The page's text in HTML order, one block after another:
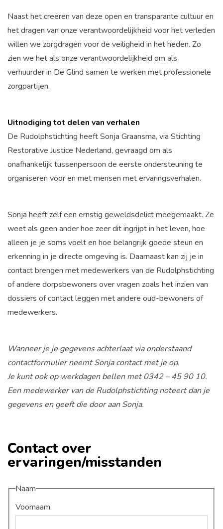
Naast het creëren van deze open en transparante cultuur en
het dragen van onze verantwoordelijkheid voor het verleden
willen we zorgdragen voor de veiligheid in het heden. Zo
zien we het als onze verantwoordelijkheid om als
verhuurder in De Glind samen te werken met professionele
zorgpartijen.
Uitnodiging tot delen van verhalen
De Rudolphstichting heeft Sonja Graansma, via Stichting
Restorative Justice Nederland, gevraagd om als
onafhankelijk tussenpersoon de eerste ondersteuning te
organiseren voor en met mensen met ervaringsverhalen.
Sonja heeft zelf een ernstig geweldsdelict meegemaakt. Ze
weet als geen ander hoe zeer dit ingrijpt in het leven, hoe
alleen je je soms voelt en hoe belangrijk goede steun en
erkenning in je directe omgeving is. Daarnaast kan zij je in
contact brengen met medewerkers van de Rudolphstichting
of andere dorpsbewoners over vragen zoals het inzien van
dossiers of contact leggen met andere oud-bewoners of
medewerkers.
Wanneer je je gegevens achterlaat via onderstaand
contactformulier neemt Sonja contact met je op.
Je kunt ook op werkdagen bellen met 0342 – 45 90 10.
Een medewerker van de Rudolphstichting noteert dan je
gegevens en geeft die door aan Sonja.
Contact over
ervaringen/misstanden
Naam
Voornaam